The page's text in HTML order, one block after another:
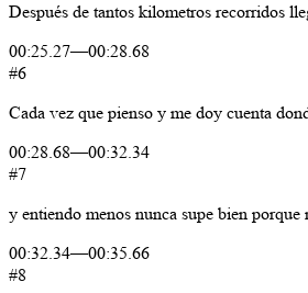
Después de tantos kilometros recorridos
00:25.27—00:28.68
#6
Cada vez que pienso y me doy cuenta
00:28.68—00:32.34
#7
y entiendo menos nunca supe bien porque
00:32.34—00:35.66
#8